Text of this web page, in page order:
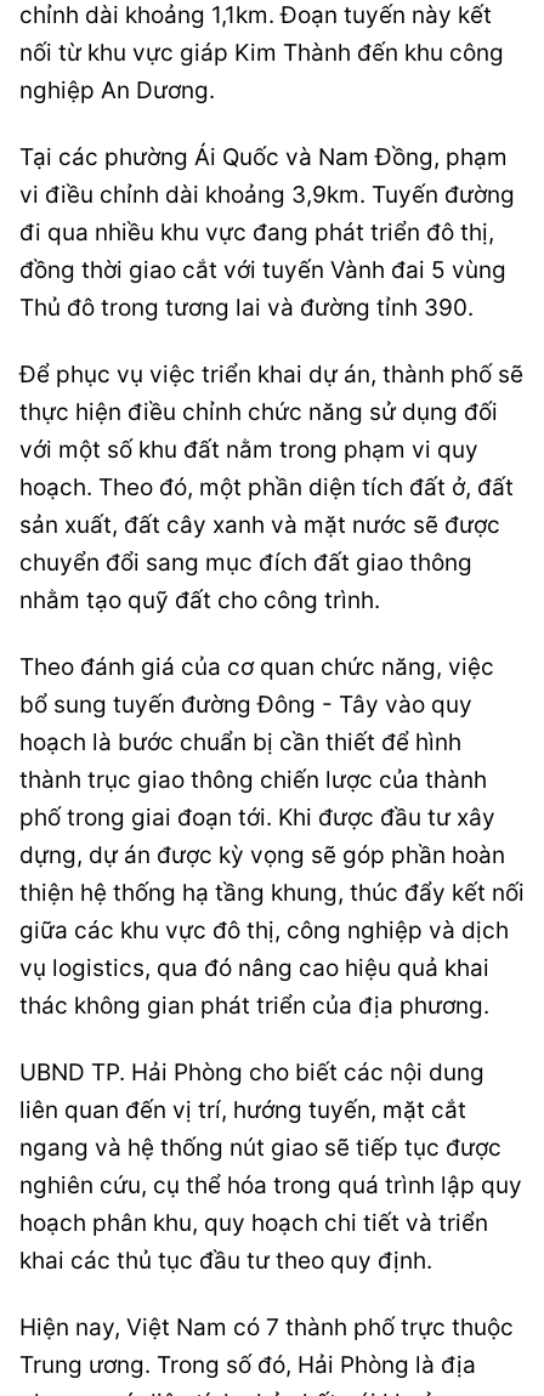
chỉnh dài khoảng 1,1km. Đoạn tuyến này kết
nối từ khu vực giáp Kim Thành đến khu công
nghiệp An Dương.
Tại các phường Ái Quốc và Nam Đồng, phạm
vi điều chỉnh dài khoảng 3,9km. Tuyến đường
đi qua nhiều khu vực đang phát triển đô thị,
đồng thời giao cắt với tuyến Vành đai 5 vùng
Thủ đô trong tương lai và đường tỉnh 390.
Để phục vụ việc triển khai dự án, thành phố sẽ
thực hiện điều chỉnh chức năng sử dụng đối
với một số khu đất nằm trong phạm vi quy
hoạch. Theo đó, một phần diện tích đất ở, đất
sản xuất, đất cây xanh và mặt nước sẽ được
chuyển đổi sang mục đích đất giao thông
nhằm tạo quỹ đất cho công trình.
Theo đánh giá của cơ quan chức năng, việc
bổ sung tuyến đường Đông - Tây vào quy
hoạch là bước chuẩn bị cần thiết để hình
thành trục giao thông chiến lược của thành
phố trong giai đoạn tới. Khi được đầu tư xây
dựng, dự án được kỳ vọng sẽ góp phần hoàn
thiện hệ thống hạ tầng khung, thúc đẩy kết nối
giữa các khu vực đô thị, công nghiệp và dịch
vụ logistics, qua đó nâng cao hiệu quả khai
thác không gian phát triển của địa phương.
UBND TP. Hải Phòng cho biết các nội dung
liên quan đến vị trí, hướng tuyến, mặt cắt
ngang và hệ thống nút giao sẽ tiếp tục được
nghiên cứu, cụ thể hóa trong quá trình lập quy
hoạch phân khu, quy hoạch chi tiết và triển
khai các thủ tục đầu tư theo quy định.
Hiện nay, Việt Nam có 7 thành phố trực thuộc
Trung ương. Trong số đó, Hải Phòng là địa